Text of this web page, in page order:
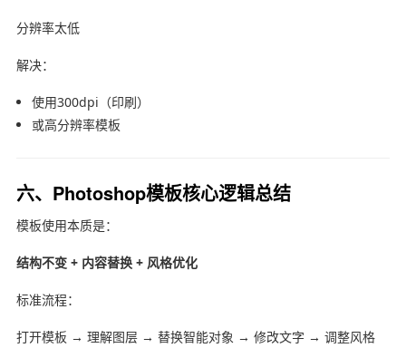
分辨率太低
解决：
使用300dpi（印刷）
或高分辨率模板
六、Photoshop模板核心逻辑总结
模板使用本质是：
结构不变 + 内容替换 + 风格优化
标准流程：
打开模板 → 理解图层 → 替换智能对象 → 修改文字 → 调整风格